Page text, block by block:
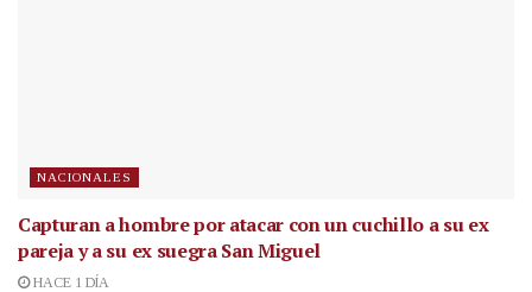
NACIONALES
Capturan a hombre por atacar con un cuchillo a su ex
pareja y a su ex suegra San Miguel
HACE 1 DÍA